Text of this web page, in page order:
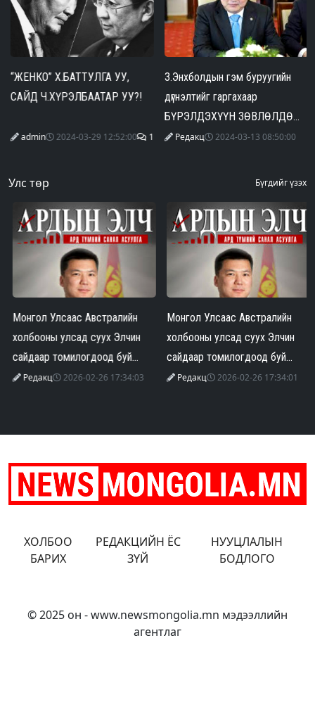
“ЖЕНКО” Х.БАТТУЛГА УУ,
САЙД Ч.ХҮРЭЛБААТАР УУ?!
admin 2024-03-29 12:52:00 1
З.Энхболдын гэм буруугийн
дүгнэлтийг гаргахаар
БҮРЭЛДЭХҮҮН ЗӨВЛӨЛДӨЖ
байнаРедакц 2024-03-13 08:50:00
Улс төр Бүгдийг үзэх
Монгол Улсаас Австралийн
холбооны улсад суух Элчин
сайдаар томилогдоод буй
Г.Тэнгэр эхнэрээ зодож, гэр
Редакц 2026-02-26 17:34:03
Монгол Улсаас Австралийн
холбооны улсад суух Элчин
сайдаар томилогдоод буй
Г.Тэнгэр эхнэрээ зодож, гэр
Редакц 2026-02-26 17:34:01
ХОЛБОО
БАРИХ
РЕДАКЦИЙН ЁС
ЗҮЙ
НУУЦЛАЛЫН
БОДЛОГО
© 2025 он - www.newsmongolia.mn мэдээллийн
агентлаг